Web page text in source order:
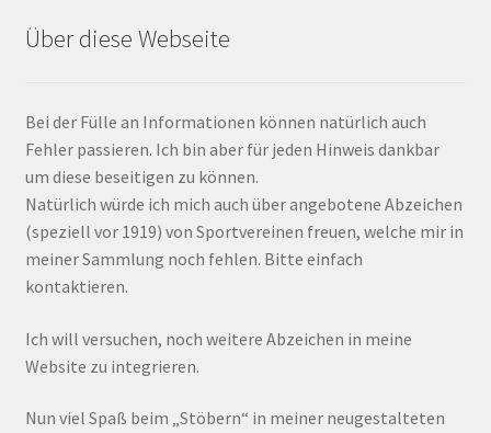
Über diese Webseite
Bei der Fülle an Informationen können natürlich auch
Fehler passieren. Ich bin aber für jeden Hinweis dankbar
um diese beseitigen zu können.
Natürlich würde ich mich auch über angebotene Abzeichen
(speziell vor 1919) von Sportvereinen freuen, welche mir in
meiner Sammlung noch fehlen. Bitte einfach
kontaktieren.
Ich will versuchen, noch weitere Abzeichen in meine
Website zu integrieren.
Nun viel Spaß beim „Stöbern“ in meiner neugestalteten